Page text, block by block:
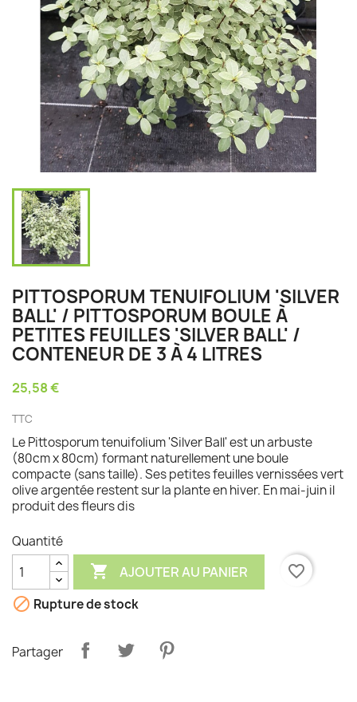
PITTOSPORUM TENUIFOLIUM 'SILVER
BALL' / PITTOSPORUM BOULE À
PETITES FEUILLES 'SILVER BALL' /
CONTENEUR DE 3 À 4 LITRES
25,58 €
TTC
Le Pittosporum tenuifolium 'Silver Ball' est un arbuste
(80cm x 80cm) formant naturellement une boule
compacte (sans taille). Ses petites feuilles vernissées vert
olive argentée restent sur la plante en hiver. En mai-juin il
produit des fleurs dis
Quantité
 AJOUTER AU PANIER
favorite_border
 Rupture de stock
Partager